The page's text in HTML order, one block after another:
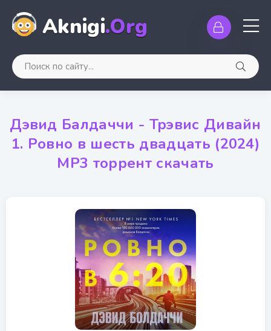
Aknigi.Org
Дэвид Балдаччи - Трэвис Дивайн
1. Ровно в шесть двадцать (2024)
MP3 торрент скачать